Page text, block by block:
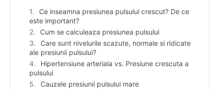
Ce inseamna presiunea pulsului crescut? De ce
este important?
Cum se calculeaza presiunea pulsului
Care sunt nivelurile scazute, normale si ridicate
ale presiunii pulsului?
Hipertensiune arteriala vs. Presiune crescuta a
pulsului
Cauzele presiunii pulsului mare